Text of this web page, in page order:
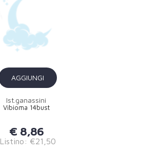
AGGIUNGI
Ist.ganassini
Vibioma 14bust
€ 8,86
Listino: €21,50